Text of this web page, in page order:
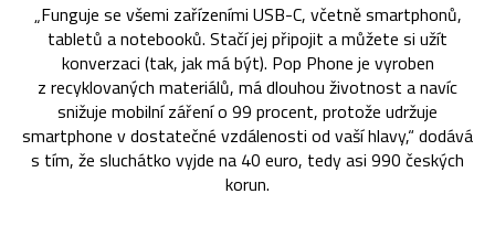
„Funguje se všemi zařízeními USB-C, včetně smartphonů,
tabletů a notebooků. Stačí jej připojit a můžete si užít
konverzaci (tak, jak má být). Pop Phone je vyroben
z recyklovaných materiálů, má dlouhou životnost a navíc
snižuje mobilní záření o 99 procent, protože udržuje
smartphone v dostatečné vzdálenosti od vaší hlavy,“ dodává
s tím, že sluchátko vyjde na 40 euro, tedy asi 990 českých
korun.